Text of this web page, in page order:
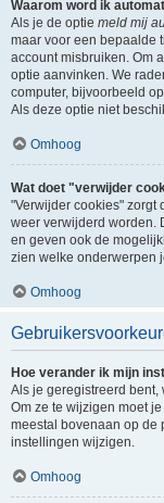
Waarom word ik
Als je de optie meld mij
maar voor een bepaalde
account misbruiken. Om
optie aanvinken. We
computer, bijvoorbeeld
Als deze optie niet
Omhoog
Wat doet "verwijder
"Verwijder cookies" zorgt
weer verwijderd worden.
en geven ook de
zien welke onderwerpen
Omhoog
Hoe verander ik mijn
Als je geregistreerd
Om ze te wijzigen moet
meestal bovenaan op de
instellingen wijzigen.
Omhoog